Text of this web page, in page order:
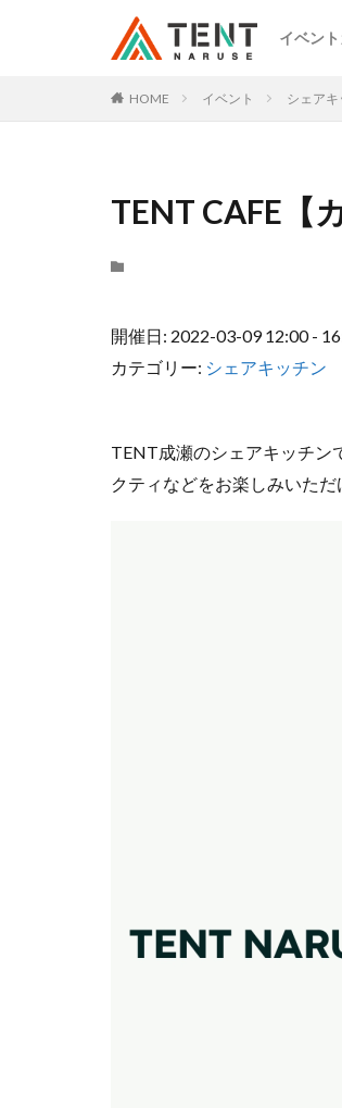
イベン
HOME イベント シェアキ
TENT CAFE【
開催日: 2022-03-09 12:00 -
カテゴリー: シェアキッチン
TENT成瀬のシェアキッチン
クティなどをお楽しみいただ